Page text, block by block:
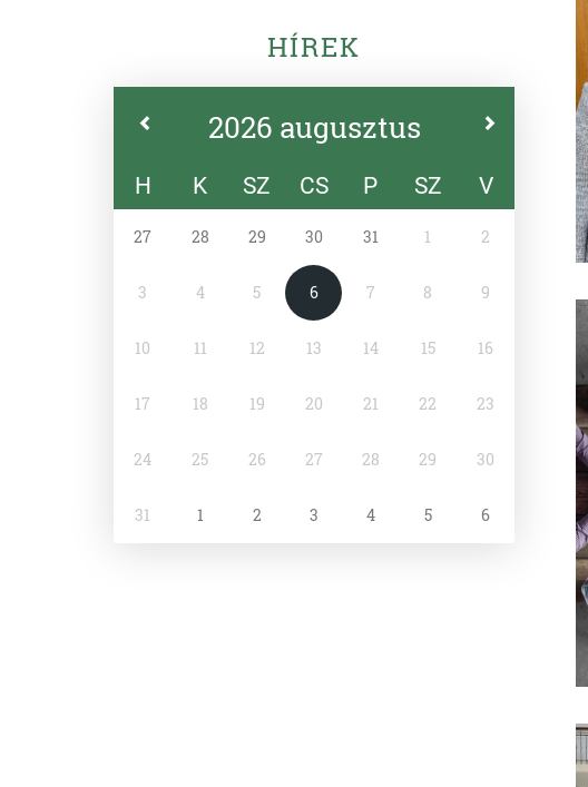
HÍREK
2026 augusztus
H K SZ CS P SZ V
27 28 29 30 31 1 2
3 4 5 6 7 8 9
10 11 12 13 14 15 16
17 18 19 20 21 22 23
24 25 26 27 28 29 30
31 1 2 3 4 5 6